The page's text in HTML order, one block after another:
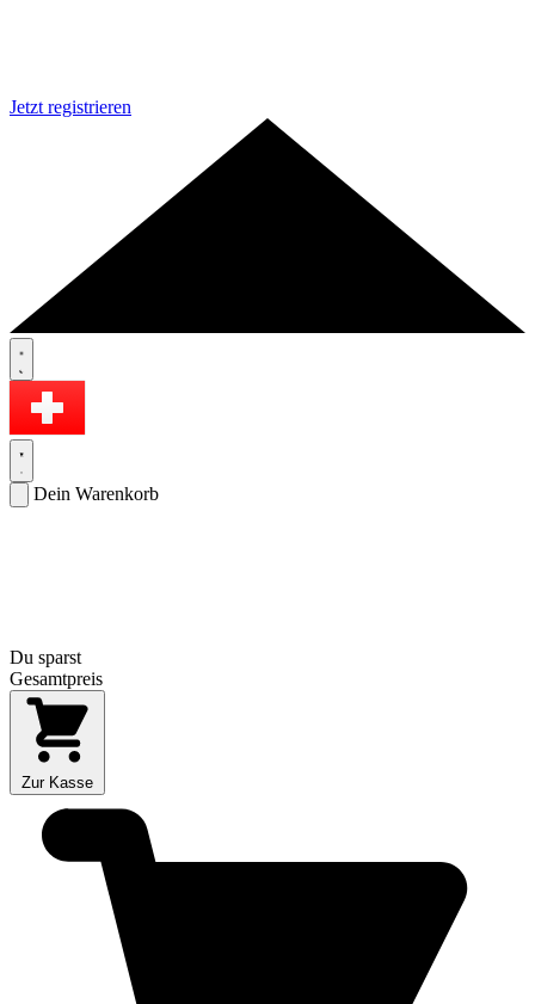
Jetzt registrieren
Dein Warenkorb
Du sparst
Gesamtpreis
Zur Kasse